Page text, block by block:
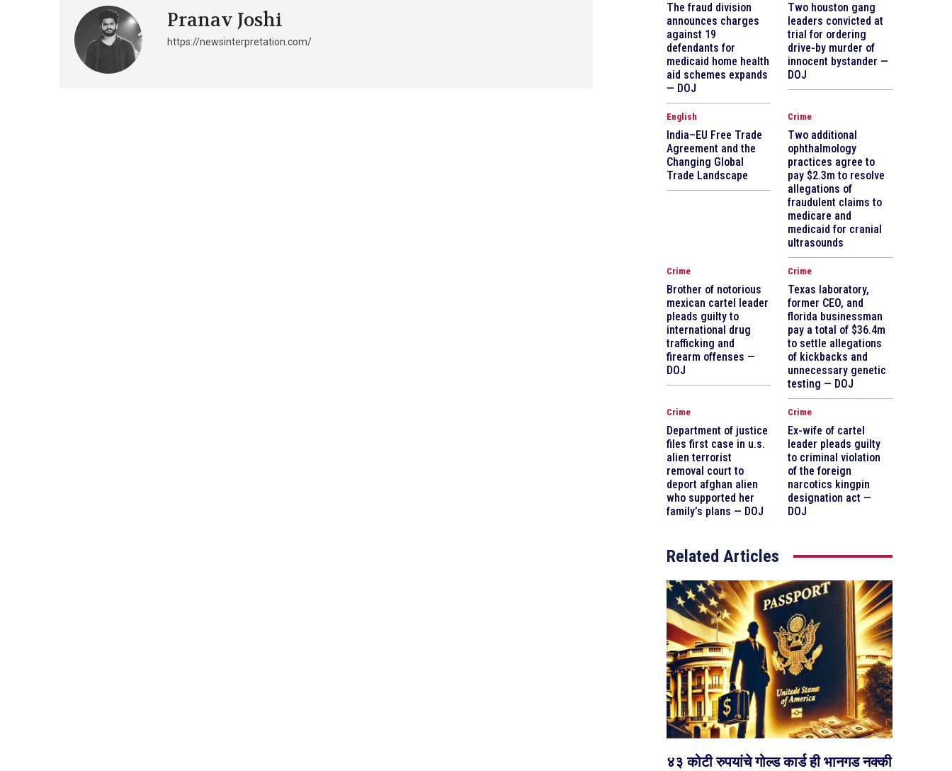
Pranav Joshi
https://newsinterpretation.com/
The fraud division
announces charges
against 19
defendants for
medicaid home health
aid schemes expands
— DOJ
Two houston gang
leaders convicted at
trial for ordering
drive-by murder of
innocent bystander —
DOJ
English
India–EU Free Trade
Agreement and the
Changing Global
Trade Landscape
Crime
Two additional
ophthalmology
practices agree to
pay $2.3m to resolve
allegations of
fraudulent claims to
medicare and
medicaid for cranial
ultrasounds
Crime
Brother of notorious
mexican cartel leader
pleads guilty to
international drug
trafficking and
firearm offenses —
DOJ
Crime
Texas laboratory,
former CEO, and
florida businessman
pay a total of $36.4m
to settle allegations
of kickbacks and
unnecessary genetic
testing — DOJ
Crime
Department of justice
files first case in u.s.
alien terrorist
removal court to
deport afghan alien
who supported her
family’s plans — DOJ
Crime
Ex-wife of cartel
leader pleads guilty
to criminal violation
of the foreign
narcotics kingpin
designation act —
DOJ
Related Articles
४३ कोटी रुपयांचे गोल्ड कार्ड ही भानगड नक्की